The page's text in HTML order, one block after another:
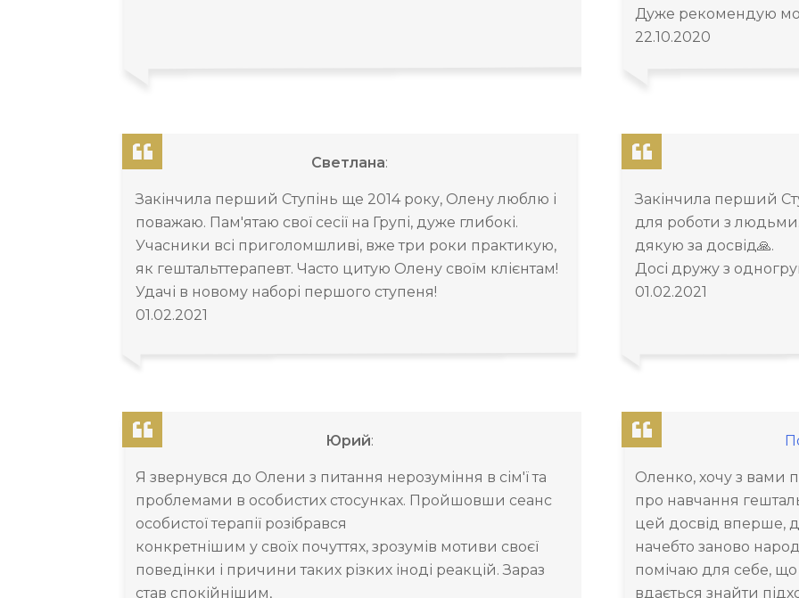
Дуже рекомендую
22.10.2020
Светлана:
Закінчила перший Ступінь ще 2014 року, Олену люблю і
поважаю. Пам'ятаю свої сесії на Групі, дуже глибокі.
Учасники всі приголомшливі, вже три роки практикую,
як гештальттерапевт. Часто цитую Олену своїм клієнтам!
Удачі в новому наборі першого ступеня!
01.02.2021
Закінчила перший
для роботи з
дякую за досвід🙏.
Досі дружу з
01.02.2021
Юрий:
Я звернувся до Олени з питання нерозуміння в сім'ї та
проблемами в особистих стосунках. Пройшовши сеанс
особистої терапії розібрався
конкретнішим у своїх почуттях, зрозумів мотиви своєї
поведінки і причини таких різких іноді реакцій. Зараз
став спокійнішим,
Оленко, хочу з вами
про навчання
цей досвід вперше,
начебто заново
помічаю для себе, що
вдається знайти